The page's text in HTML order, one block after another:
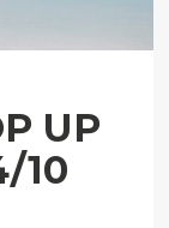
UP
10